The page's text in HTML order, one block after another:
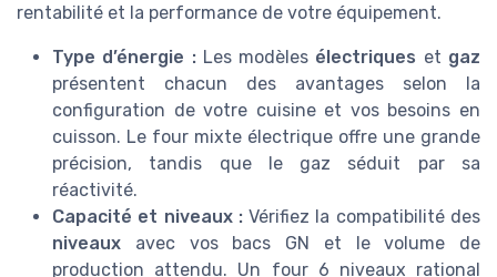
rentabilité et la performance de votre équipement.
Type d’énergie :Les modèles électriques et gaz
présentent chacun des avantages selon la
configuration de votre cuisine et vos besoins en
cuisson. Le four mixte électrique offre une grande
précision, tandis que le gaz séduit par sa
réactivité.
Capacité et niveaux :Vérifiez la compatibilité des
niveaux avec vos bacs GN et le volume de
production attendu. Un four 6 niveaux rational